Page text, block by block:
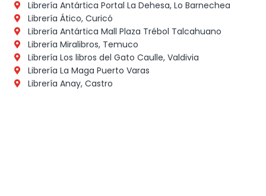
Librería Antártica Portal La Dehesa, Lo Barnechea
Librería Ático, Curicó
Librería Antártica Mall Plaza Trébol Talcahuano
Librería Miralibros, Temuco
Librería Los libros del Gato Caulle, Valdivia
Librería La Maga Puerto Varas
Librería Anay, Castro